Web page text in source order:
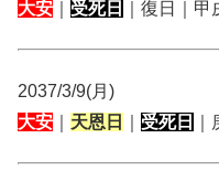
大安
受死日 ｜復日｜
2037/3/9(月)
大安
天恩日 受死日